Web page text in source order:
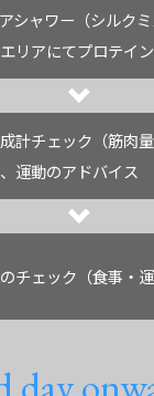
シャワー（シルクミ
リアにてプロテイ
計チェック（筋肉
運動のアドバイス
チェック（食事・運